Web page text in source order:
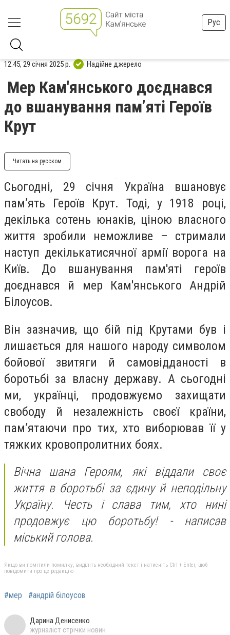
Рус
12:45, 29 січня 2025 р. Надійне джерело
Мер Кам'янського доєднався
до вшанування пам’яті Героїв
Крут
Читать на русском
Сьогодні, 29 січня Україна вшановує
пам’ять Героїв Крут. Тоді, у 1918 році,
декілька сотень юнаків, ціною власного
життя зробили неможливе – стримали
наступ декількатисячної армії ворога на
Київ. До вшанування пам'яті героїв
доєднався й мер Кам'янського Андрій
Білоусов.
Він зазначив, що бій під Крутами був і
лишається для нашого народу символом
бойової звитяги й самовідданості в
боротьбі за власну державу. А сьогодні
ми, українці, продовжуємо захищати
свободу й незалежність своєї країни,
пам’ятаючи про тих, хто виборював її у
тяжких кровопролитних боях.
Вічна шана Героям, які віддали своє
життя в боротьбі за єдину й неподільну
Україну. Честь і слава тим, хто нині
продовжує цю боротьбу! - написав
міський голова.
Якщо ви помітили помилку, виділіть необхідний текст і натисніть Ctrl + Enter, щоб
повідомити про це редакцію
#мер #андрій білоусов
Дарина Денисенко
журналіст стрічки новин